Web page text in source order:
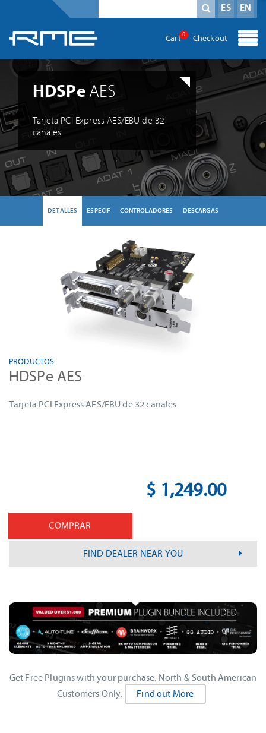
ES EN
Checkout
0
Cart
HDSPeAES
Tarjeta PCI Express AES/EBU de 32
canales
DETALLES ESPECIF CONTROLADORES DESCARGAS
PRODUCTOS
HDSPe AES
Tarjeta PCI Express AES/EBU de 32 canales
$ 1,249.00
COMPRAR
FIND DEALER NEAR YOU
Get Free Plugins with your purchase. North & South American
Customers Only.
Find out More